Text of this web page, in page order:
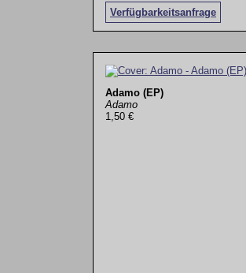
Verfügbarkeitsanfrage
Adamo (EP)
Adamo
1,50 €